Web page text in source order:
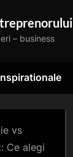
– business
vs
Ce alegi